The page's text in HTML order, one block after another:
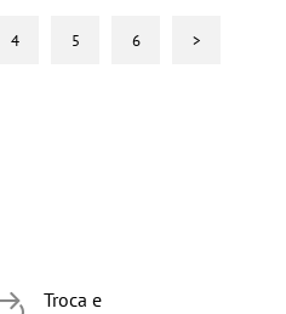
4 5 6 >
Troca e